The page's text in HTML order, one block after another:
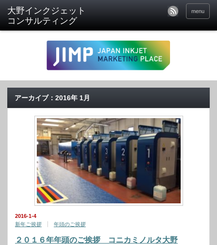
menu
アーカイブ：2016年 1月
2016-1-4
新年ご挨拶
年頭のご挨拶
２０１６年年頭のご挨拶 コニカミノルタ大野